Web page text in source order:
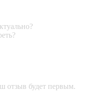
отзыв будет первым.